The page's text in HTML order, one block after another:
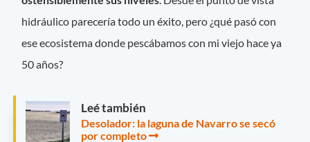
hidráulico parecería todo un éxito, pero ¿qué pasó con
ese ecosistema donde pescábamos con mi viejo hace ya
50 años?
Leé también
Desolador: la laguna de Navarro se secó
por completo